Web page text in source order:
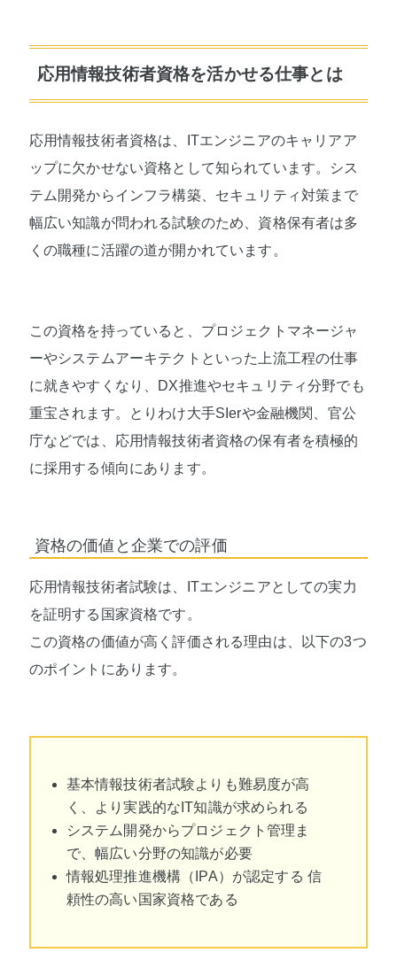
応用情報技術者資格を活かせる仕事とは
応用情報技術者資格は、ITエンジニアのキャリアア
ップに欠かせない資格として知られています。シス
テム開発からインフラ構築、セキュリティ対策まで
幅広い知識が問われる試験のため、資格保有者は多
くの職種に活躍の道が開かれています。
この資格を持っていると、プロジェクトマネージャ
ーやシステムアーキテクトといった上流工程の仕事
に就きやすくなり、DX推進やセキュリティ分野でも
重宝されます。とりわけ大手SIerや金融機関、官公
庁などでは、応用情報技術者資格の保有者を積極的
に採用する傾向にあります。
資格の価値と企業での評価
応用情報技術者試験は、ITエンジニアとしての実力
を証明する国家資格です。
この資格の価値が高く評価される理由は、以下の3つ
のポイントにあります。
基本情報技術者試験よりも難易度が高
く、より実践的なIT知識が求められる
システム開発からプロジェクト管理ま
で、幅広い分野の知識が必要
情報処理推進機構（IPA）が認定する 信
頼性の高い国家資格である